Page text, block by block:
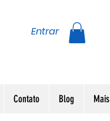
Entrar
Contato Blog Mais